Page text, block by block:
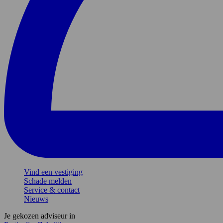
Vind een vestiging
Schade melden
Service & contact
Nieuws
Je gekozen adviseur in